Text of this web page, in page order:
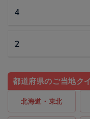
4
2
都道府県のご当地ク
北海道・東北